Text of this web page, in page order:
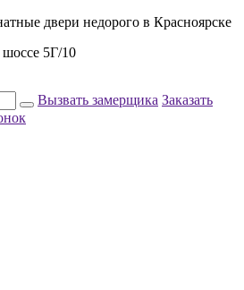
двери недорого в Красноярске
шоссе 5Г/10
Вызвать замерщика Заказать